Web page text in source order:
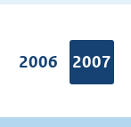
P
g
2006 Pagina:
2007